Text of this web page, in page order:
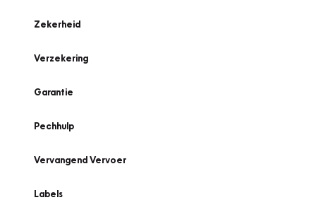
Zekerheid
Verzekering
Garantie
Pechhulp
Vervangend Vervoer
Labels